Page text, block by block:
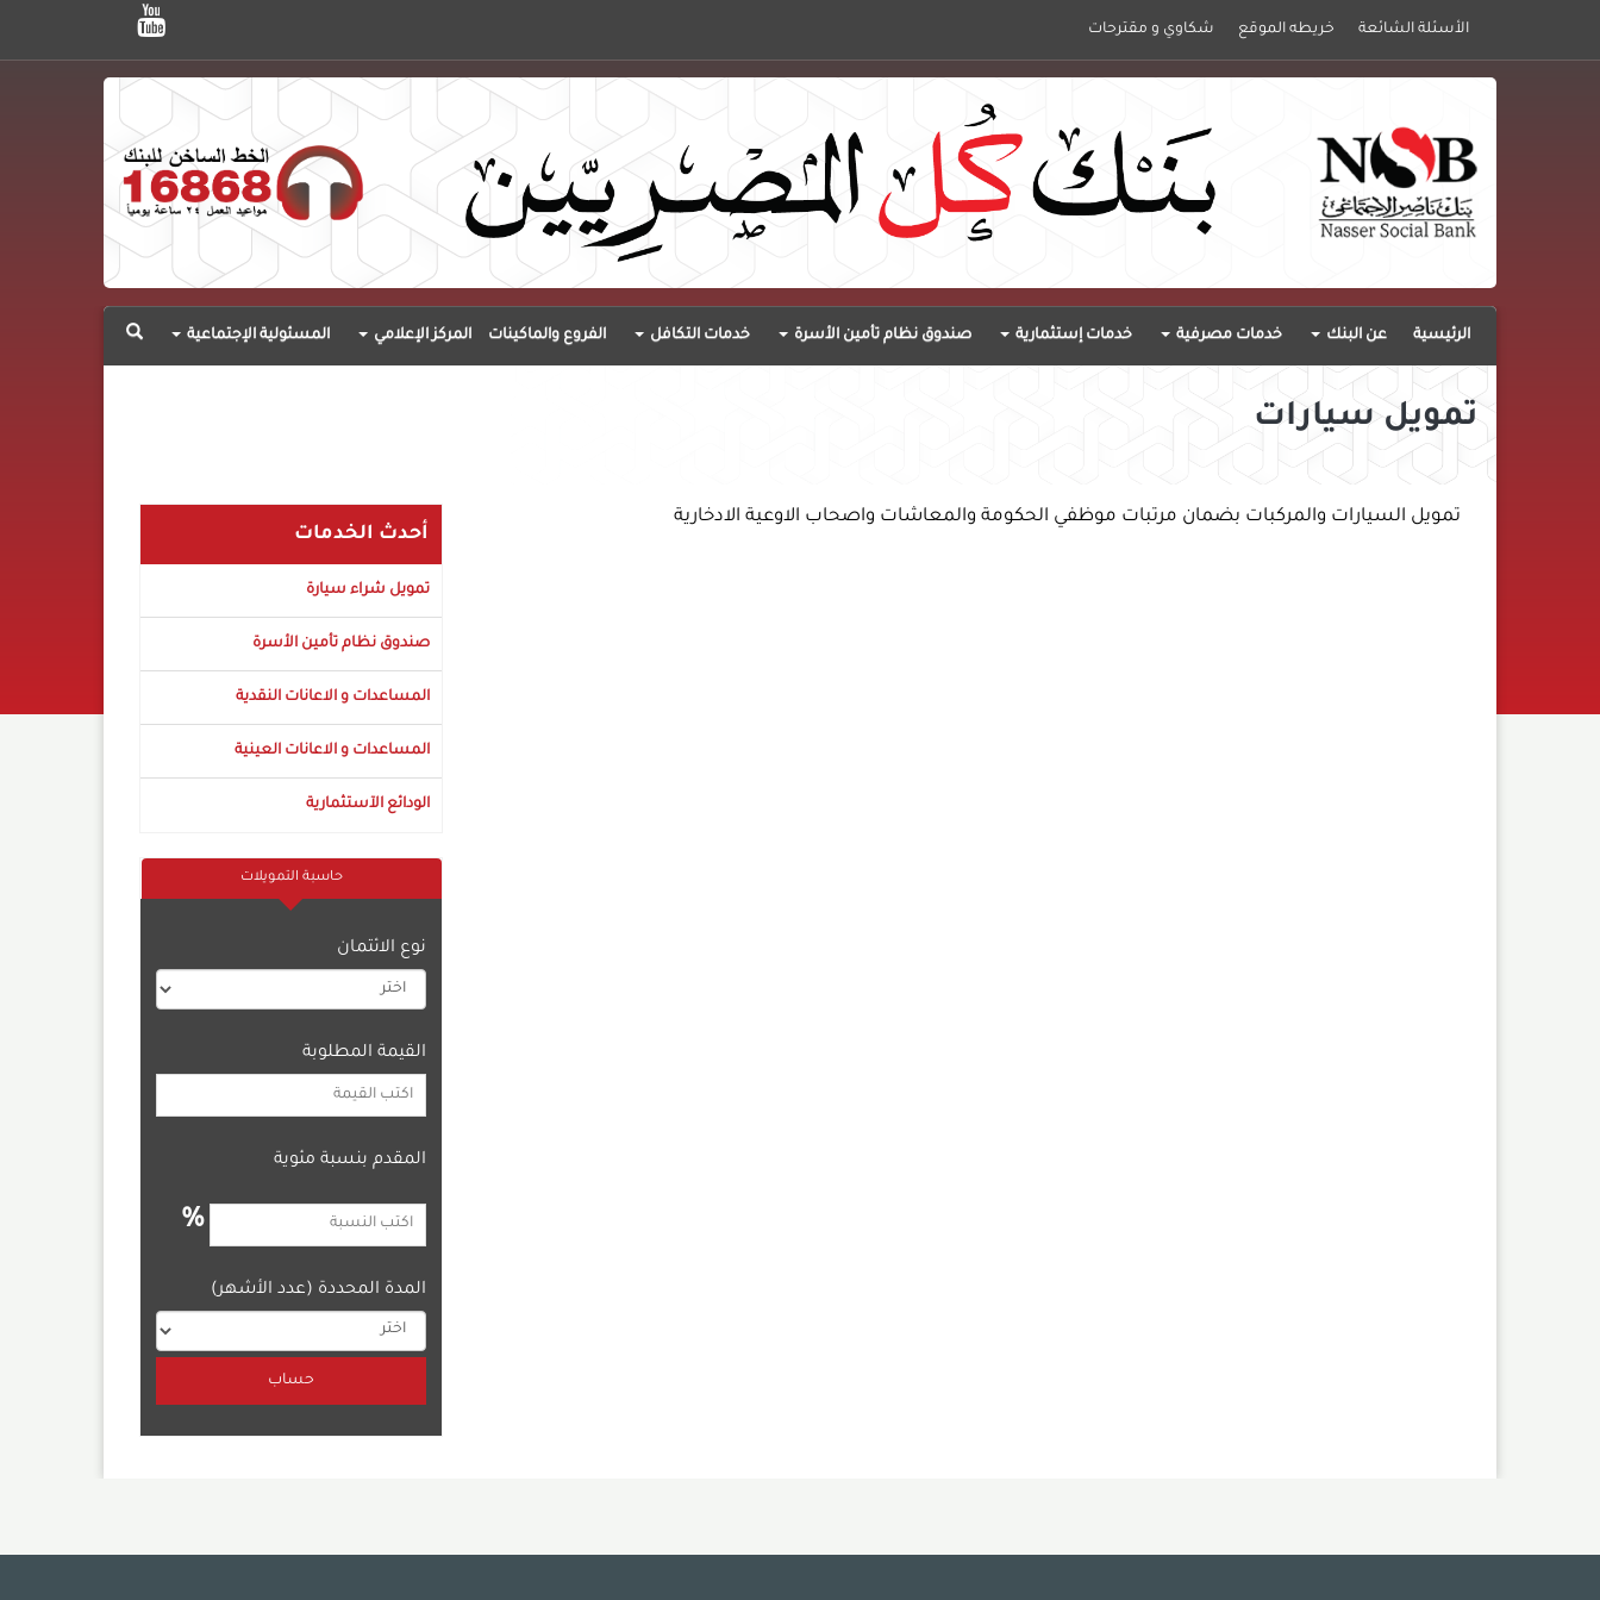
الأسئلة الشائعة خريطه الموقع شكاوي و مقترحات
الرئيسية عن البنك خدمات مصرفية خدمات إستثمارية صندوق نظام تأمين الأسرة خدمات التكافل الفروع والماكينات المركز الإعلامي المسئولية الإجتماعية
تمويل سيارات
تمويل السيارات والمركبات بضمان مرتبات موظفي الحكومة والمعاشات واصحاب الاوعية الادخارية
أحدث الخدمات
تمويل شراء سيارة
صندوق نظام تأمين الأسرة
المساعدات و الاعانات النقدية
المساعدات و الاعانات العينية
الودائع الآستثمارية
حاسبة التمويلات
نوع الائتمان
القيمة المطلوبة
المقدم بنسبة مئوية
%
المدة المحددة (عدد الأشهر)